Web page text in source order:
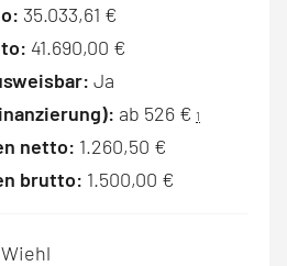
35.033,61 €
41.690,00 €
Ja
ab 526 € 1
netto: 1.260,50 €
brutto: 1.500,00 €
Wiehl